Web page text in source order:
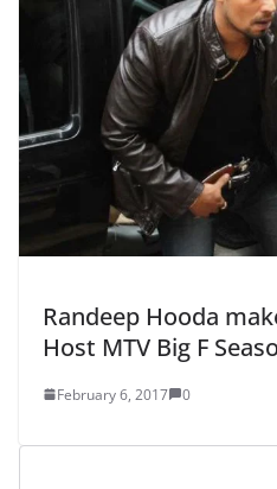
Randeep Hooda
Host MTV Big F
February 6, 2017 0